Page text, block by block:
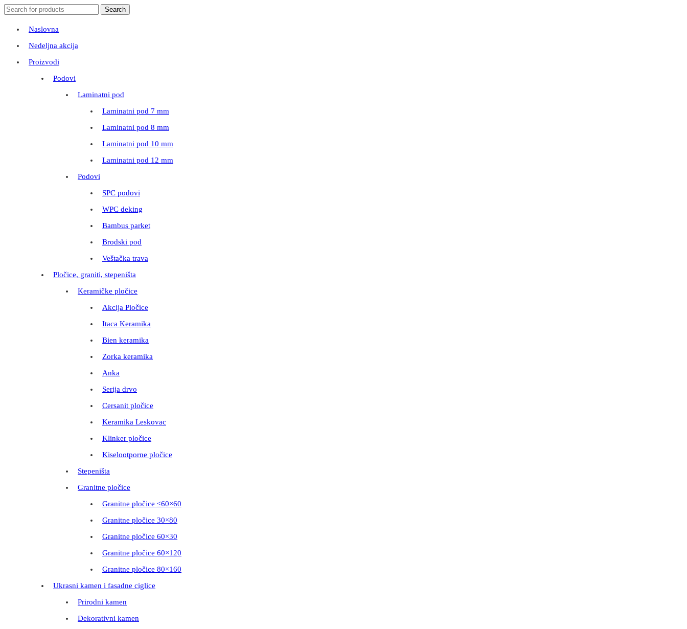
Search
for:
Search
Naslovna
Nedeljna akcija
Proizvodi
Podovi
Laminatni pod
Laminatni pod 7 mm
Laminatni pod 8 mm
Laminatni pod 10 mm
Laminatni pod 12 mm
Podovi
SPC podovi
WPC deking
Bambus parket
Brodski pod
Veštačka trava
Pločice, graniti, stepeništa
Keramičke pločice
Akcija Pločice
Itaca Keramika
Bien keramika
Zorka keramika
Anka
Serija drvo
Cersanit pločice
Keramika Leskovac
Klinker pločice
Kiselootporne pločice
Stepeništa
Granitne pločice
Granitne pločice ≤60×60
Granitne pločice 30×80
Granitne pločice 60×30
Granitne pločice 60×120
Granitne pločice 80×160
Ukrasni kamen i fasadne ciglice
Prirodni kamen
Dekorativni kamen